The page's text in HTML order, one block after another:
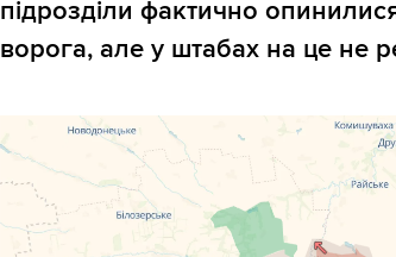
підрозділи фактично
ворога, але у штабах на це не